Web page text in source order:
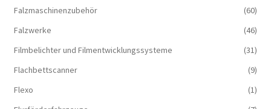
Falzmaschinenzubehör
(60)
Falzwerke
(46)
Filmbelichter und Filmentwicklungssysteme
(31)
Flachbettscanner
(9)
Flexo
(1)